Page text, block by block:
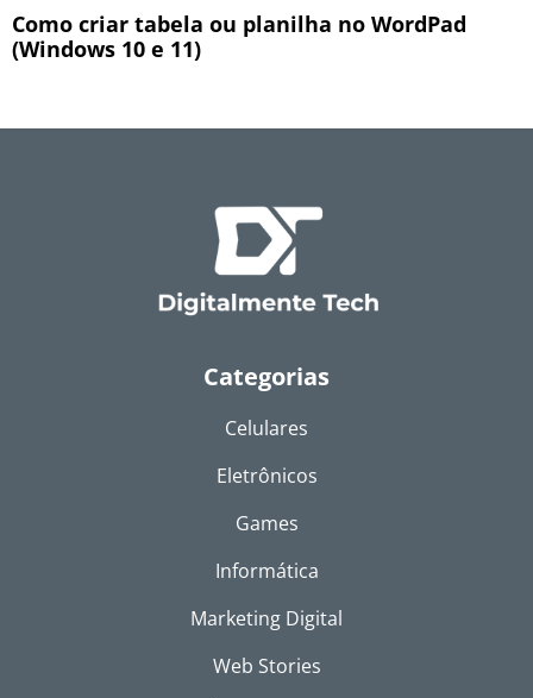
Como criar tabela ou planilha no WordPad
(Windows 10 e 11)
Categorias
Celulares
Eletrônicos
Games
Informática
Marketing Digital
Web Stories